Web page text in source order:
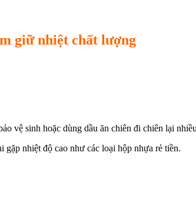
giữ nhiệt chất lượng
vệ sinh hoặc dùng dầu ăn chiên đi chiên lại
nhiệt độ cao như các loại hộp nhựa rẻ tiền.